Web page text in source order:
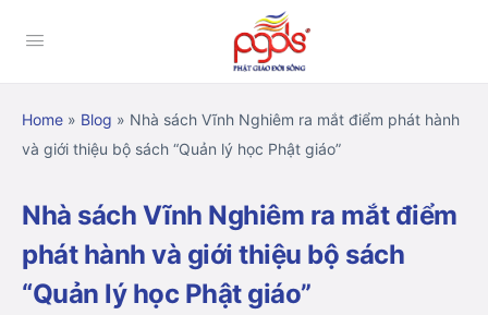
Home » Blog » Nhà sách Vĩnh Nghiêm ra mắt điểm phát hành
và giới thiệu bộ sách “Quản lý học Phật giáo”
Nhà sách Vĩnh Nghiêm ra mắt điểm
phát hành và giới thiệu bộ sách
“Quản lý học Phật giáo”